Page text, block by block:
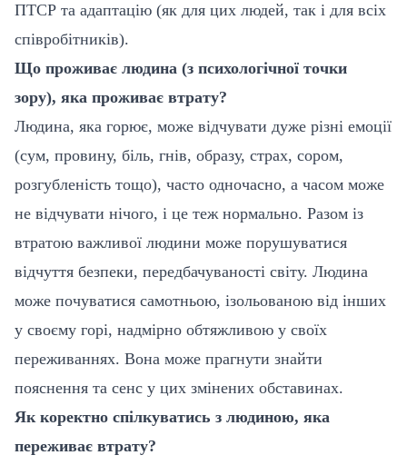
ПТСР та адаптацію (як для цих людей, так і для всіх
співробітників).
Що проживає людина (з психологічної точки
зору), яка проживає втрату?
Людина, яка горює, може відчувати дуже різні емоції
(сум, провину, біль, гнів, образу, страх, сором,
розгубленість тощо), часто одночасно, а часом може
не відчувати нічого, і це теж нормально. Разом із
втратою важливої людини може порушуватися
відчуття безпеки, передбачуваності світу. Людина
може почуватися самотньою, ізольованою від інших
у своєму горі, надмірно обтяжливою у своїх
переживаннях. Вона може прагнути знайти
пояснення та сенс у цих змінених обставинах.
Як коректно спілкуватись з людиною, яка
переживає втрату?